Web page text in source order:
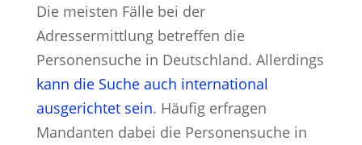
Die meisten Fälle bei der
Adressermittlung betreffen die
Personensuche in Deutschland. Allerdings
kann die Suche auch international
ausgerichtet sein. Häufig erfragen
Mandanten dabei die Personensuche in